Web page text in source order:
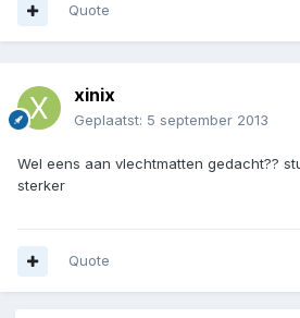
Quote
xinix
Geplaatst: 5 september 2013
Wel eens aan vlechtmatten gedacht??
sterker
Quote